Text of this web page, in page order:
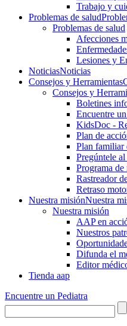
Trabajo y
Problemas de salud
Problemas de salud
Afecciones
Lesiones y
NoticiasNoticias
Consejos y Herramientas
Consejos y
Boletines
Encuentre
KidsDoc -
Plan de
Plan familiar
Pregúntele
Programa de
Rastre​​ador
Retraso
Nuestra misiónNuestra
Nuestra misión
AAP en
Nuestros
Difunda el
Editor
Tienda aap
Encuentre un Pediatra